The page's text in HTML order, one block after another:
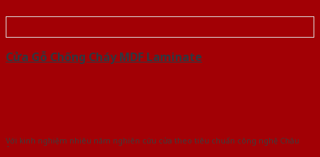
Cửa Gỗ Chống Cháy MDF Laminate
Với kinh nghiệm nhiêu năm nghiên cứu cửa theo tiêu chuẩn công nghệ Châu
Âu.Chúng tôi tự tin là nhà sản xuất & cung cấp hàng đầu tại Việt Nam!